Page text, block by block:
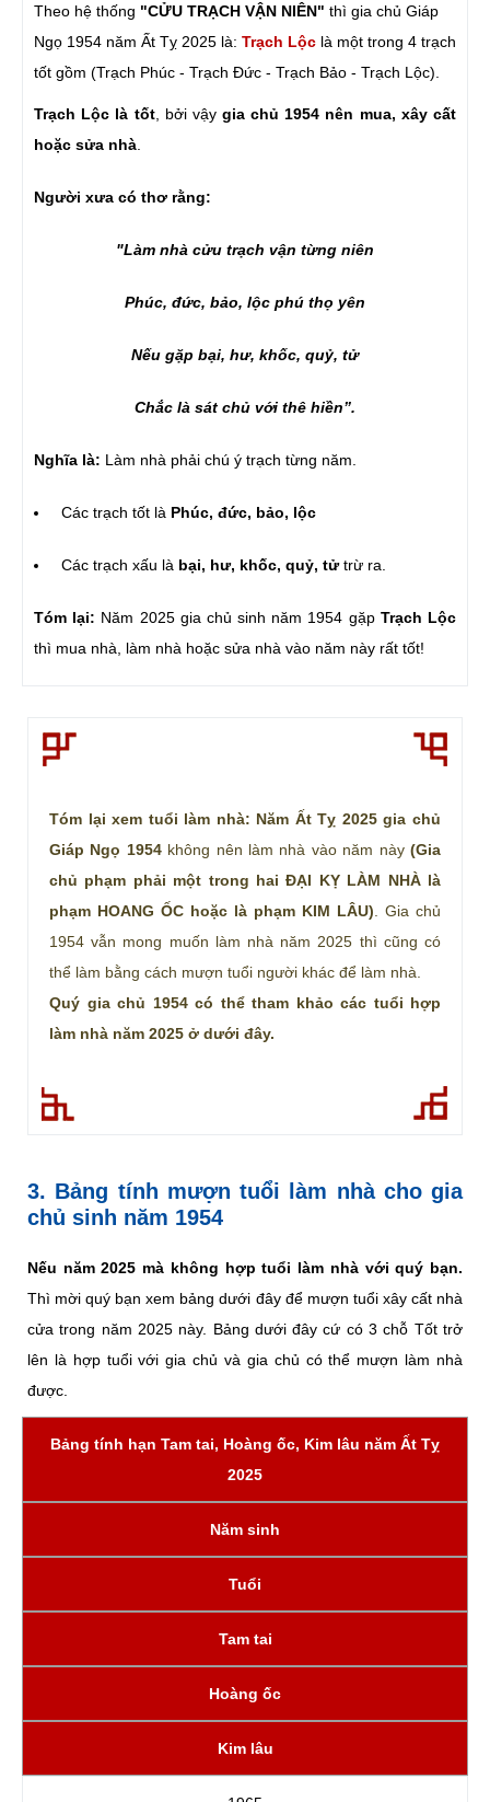
Theo hệ thống "CỬU TRẠCH VẬN NIÊN" thì gia chủ Giáp
Ngọ 1954 năm Ất Tỵ 2025 là: Trạch Lộc là một trong 4 trạch
tốt gồm (Trạch Phúc - Trạch Đức - Trạch Bảo - Trạch Lộc).
Trạch Lộc là tốt, bởi vậy gia chủ 1954 nên mua, xây cất
hoặc sửa nhà
Người xưa có thơ rằng:
"Làm nhà cửu trạch vận từng niên
Phúc, đức, bảo, lộc phú thọ yên
Nếu gặp bại, hư, khốc, quỷ, tử
Chắc là sát chủ với thê hiền”.
Nghĩa là: Làm nhà phải chú ý trạch từng năm.
Các trạch tốt là Phúc, đức, bảo, lộc
Các trạch xấu là bại, hư, khốc, quỷ, tửtrừ ra.
Tóm lại: Năm 2025 gia chủ sinh năm 1954 gặp Trạch Lộc
thì mua nhà, làm nhà hoặc sửa nhà vào năm này rất tốt!
Tóm lại xem tuổi làm nhà: Năm Ất Tỵ 2025 gia chủ
Giáp Ngọ 1954không nên làm nhà vào năm này(Gia
chủ phạm phải một trong hai ĐẠI KỴ LÀM NHÀ là
phạm HOANG ỐC hoặc là phạm KIM LÂU) . Gia chủ
1954 vẫn mong muốn làm nhà năm 2025 thì cũng có
thể làm bằng cách mượn tuổi người khác để làm nhà.
Quý gia chủ 1954 có thể tham khảo các tuổi hợp
làm nhà năm 2025 ở dưới đây.
3. Bảng tính mượn tuổi làm nhà cho gia
chủ sinh năm 1954
Nếu năm 2025 mà không hợp tuổi làm nhà với quý bạn.
Thì mời quý bạn xem bảng dưới đây để mượn tuổi xây cất nhà
cửa trong năm 2025 này. Bảng dưới đây cứ có 3 chỗ Tốt trở
lên là hợp tuổi với gia chủ và gia chủ có thể mượn làm nhà
được.
Bảng tính hạn Tam tai, Hoàng ốc, Kim lâu năm Ất Tỵ
2025
Năm sinh
Tuổi
Tam tai
Hoàng ốc
Kim lâu